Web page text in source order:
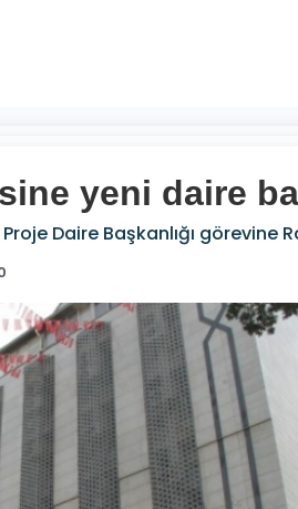
yeni daire
Daire Başkanlığı görevine